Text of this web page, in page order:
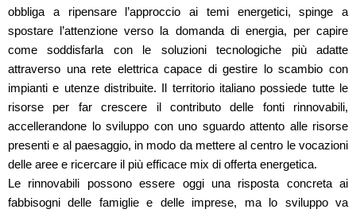
obbliga a ripensare l’approccio ai temi energetici, spinge a
spostare l’attenzione verso la domanda di energia, per capire
come soddisfarla con le soluzioni tecnologiche più adatte
attraverso una rete elettrica capace di gestire lo scambio con
impianti e utenze distribuite. Il territorio italiano possiede tutte le
risorse per far crescere il contributo delle fonti rinnovabili,
accellerandone lo sviluppo con uno sguardo attento alle risorse
presenti e al paesaggio, in modo da mettere al centro le vocazioni
delle aree e ricercare il più efficace mix di offerta energetica.
Le rinnovabili possono essere oggi una risposta concreta ai
fabbisogni delle famiglie e delle imprese, ma lo sviluppo va